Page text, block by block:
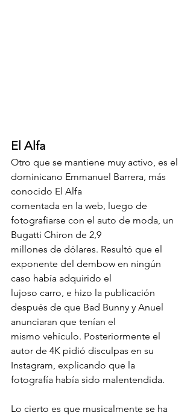
El Alfa
Otro que se mantiene muy activo, es el
dominicano Emmanuel Barrera, más
conocido El Alfa
comentada en la web, luego de
fotografiarse con el auto de moda, un
Bugatti Chiron de 2,9
millones de dólares. Resultó que el
exponente del dembow en ningún
caso había adquirido el
lujoso carro, e hizo la publicación
después de que Bad Bunny y Anuel
anunciaran que tenían el
mismo vehículo. Posteriormente el
autor de 4K pidió disculpas en su
Instagram, explicando que la
fotografía había sido malentendida.
Lo cierto es que musicalmente se ha